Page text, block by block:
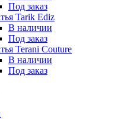
Под заказ
Tarik Ediz
В наличии
Под заказ
Terani Couture
В наличии
Под заказ